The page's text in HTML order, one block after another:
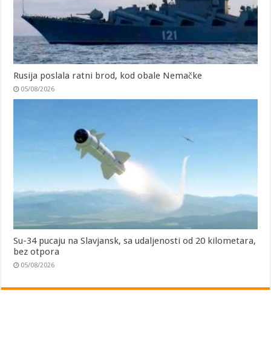
Rusija poslala ratni brod, kod obale Nemačke
05/08/2026
Su-34 pucaju na Slavjansk, sa udaljenosti od 20 kilometara,
bez otpora
05/08/2026